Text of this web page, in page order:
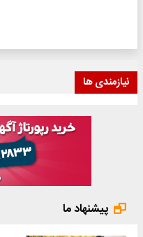
نیازمندی ها
پیشنهاد ما